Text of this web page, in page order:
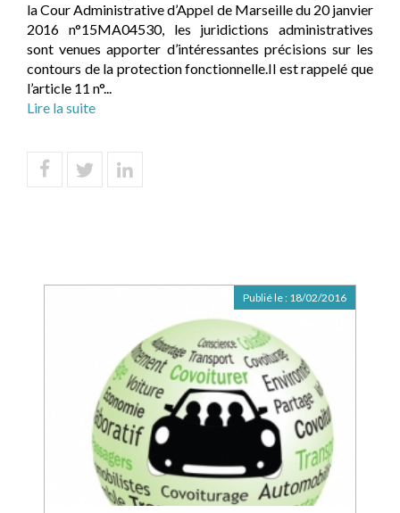
la Cour Administrative d’Appel de Marseille du 20 janvier
2016 n°15MA04530, les juridictions administratives
sont venues apporter d’intéressantes précisions sur les
contours de la protection fonctionnelle.Il est rappelé que
l’article 11 n°...
Lire la suite
Publié le : 18/02/2016